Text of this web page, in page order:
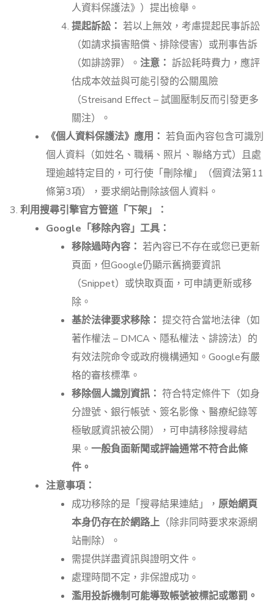
人資料保護法》）提出檢舉。
提起訴訟： 若以上無效，考慮提起民事訴訟
（如請求損害賠償、排除侵害）或刑事告訴
（如誹謗罪）。 注意： 訴訟耗時費力，應評
估成本效益與可能引發的公關風險
（Streisand Effect – 試圖壓制反而引發更多
關注）。
《個人資料保護法》應用： 若負面內容包含可識別
個人資料（如姓名、職稱、照片、聯絡方式）且處
理逾越特定目的，可行使「刪除權」（個資法第11
條第3項），要求網站刪除該個人資料。
利用搜尋引擎官方管道「下架」：
Google「移除內容」工具：
移除過時內容： 若內容已不存在或您已更新
頁面，但Google仍顯示舊摘要資訊
（Snippet）或快取頁面，可申請更新或移
除。
基於法律要求移除： 提交符合當地法律（如
著作權法 – DMCA、隱私權法、誹謗法）的
有效法院命令或政府機構通知。Google有嚴
格的審核標準。
移除個人識別資訊： 符合特定條件下（如身
分證號、銀行帳號、簽名影像、醫療紀錄等
極敏感資訊被公開），可申請移除搜尋結
果。 一般負面新聞或評論通常不符合此條
件。
注意事項：
成功移除的是「搜尋結果連結」， 原始網頁
本身仍存在於網路上 （除非同時要求來源網
站刪除）。
需提供詳盡資訊與證明文件。
處理時間不定，非保證成功。
濫用投訴機制可能導致帳號被標記或懲罰。